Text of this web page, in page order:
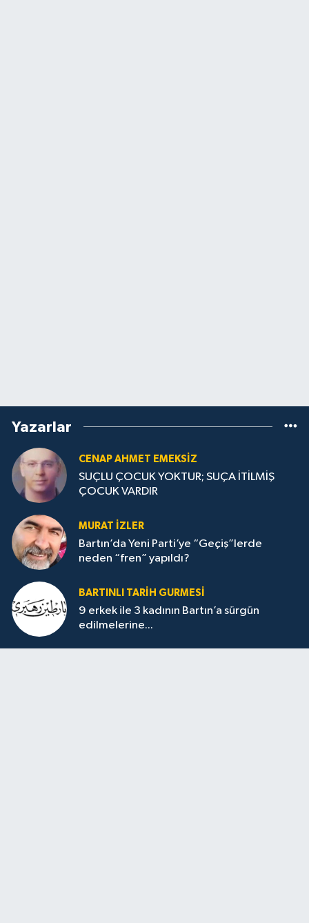
Yazarlar
CENAP AHMET EMEKSİZ
SUÇLU ÇOCUK YOKTUR; SUÇA İTİLMİŞ
ÇOCUK VARDIR
MURAT İZLER
Bartın’da Yeni Parti’ye “Geçiş”lerde
neden “fren” yapıldı?
BARTINLI TARIH GURMESI
9 erkek ile 3 kadının Bartın’a sürgün
edilmelerine...